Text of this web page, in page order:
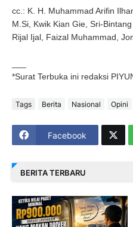
cc.: K. H. Muhammad Arifin
M.Si, Kwik Kian Gie, Sri-
Rijal Ijal, Faizal Muhammad,
*Surat Terbuka ini redaksi
Tags Berita Nasional Opini
Facebook
BERITA TERBARU